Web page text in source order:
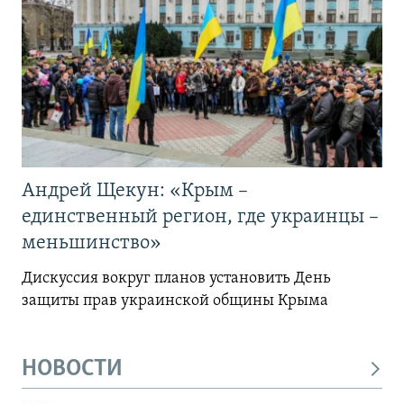
Андрей Щекун: «Крым –
единственный регион, где украинцы –
меньшинство»
Дискуссия вокруг планов установить День
защиты прав украинской общины Крыма
НОВОСТИ